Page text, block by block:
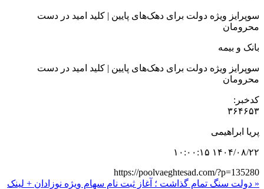
سوپرایز ویژه دولت برای دهک‌های پایین | کلید امید در دست
محرومان
بانک و بیمه
سوپرایز ویژه دولت برای دهک‌های پایین | کلید امید در دست
محرومان
کدخبر:
۳۶۴۶۵۳
پریا ابراهیمی
۱۴۰۴/۰۸/۲۲ ۱۰:۰۰:۱۵
https://poolvaeghtesad.com/?p=135280
« دولت سنگ تمام گذاشت ؛ آغاز ثبت نام سهام ویژه نوزادان + لینک